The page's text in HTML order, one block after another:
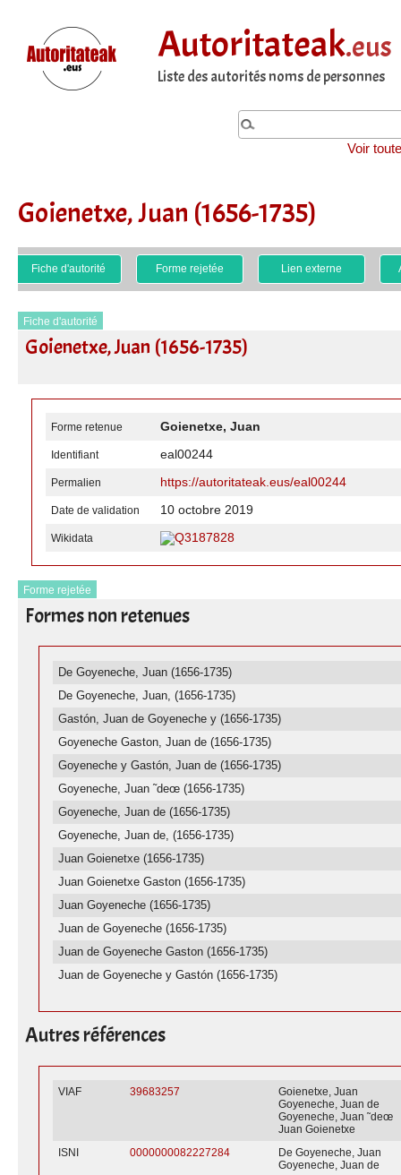
Autoritateak.eus
Liste des autorités noms de personnes
Voir
Goienetxe, Juan (1656-1735)
Fiche d'autorité Forme rejetée Lien externe
Fiche d'autorité
Goienetxe, Juan (1656-1735)
Forme retenue Goienetxe, Juan
Identifiant eal00244
Permalien https://autoritateak.eus/eal00244
Date de validation 10 octobre 2019
Wikidata Q3187828
Forme rejetée
Formes non retenues
De Goyeneche, Juan (1656-1735)
De Goyeneche, Juan, (1656-1735)
Gastón, Juan de Goyeneche y (1656-1735)
Goyeneche Gaston, Juan de (1656-1735)
Goyeneche y Gastón, Juan de (1656-1735)
Goyeneche, Juan ˜deœ (1656-1735)
Goyeneche, Juan de (1656-1735)
Goyeneche, Juan de, (1656-1735)
Juan Goienetxe (1656-1735)
Juan Goienetxe Gaston (1656-1735)
Juan Goyeneche (1656-1735)
Juan de Goyeneche (1656-1735)
Juan de Goyeneche Gaston (1656-1735)
Juan de Goyeneche y Gastón (1656-1735)
Autres références
VIAF 39683257
Goienetxe, Juan
Goyeneche, Juan de
Goyeneche, Juan ˜deœ
Juan Goienetxe
ISNI
0000000082227284
De Goyeneche, Juan
Goyeneche, Juan de